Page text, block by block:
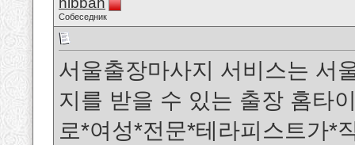
Собеседник
서울출장마사지 서비스는 서
지를 받을 수 있는 출장 홈타
로*여성*전문*테라피스트가*